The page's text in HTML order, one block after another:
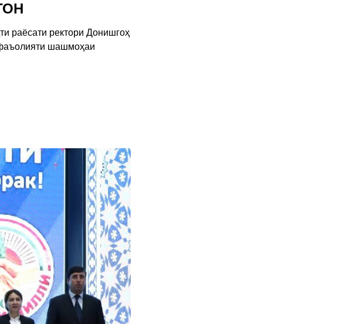
раёсати ректори Донишгоҳ
шашмоҳаи